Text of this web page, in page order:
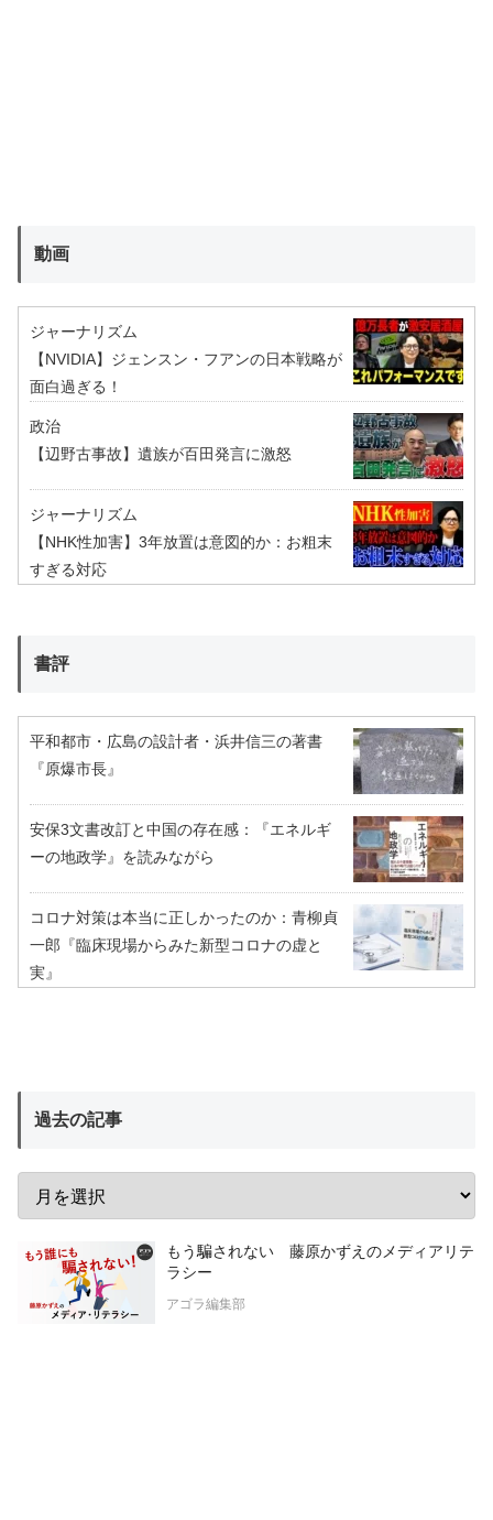
動画
ジャーナリズム
【NVIDIA】ジェンスン・フアンの日本戦略が
面白過ぎる！
政治
【辺野古事故】遺族が百田発言に激怒
ジャーナリズム
【NHK性加害】3年放置は意図的か：お粗末
すぎる対応
書評
平和都市・広島の設計者・浜井信三の著書
『原爆市長』
安保3文書改訂と中国の存在感：『エネルギ
ーの地政学』を読みながら
コロナ対策は本当に正しかったのか：青柳貞
一郎『臨床現場からみた新型コロナの虚と
実』
過去の記事
もう騙されない 藤原かずえのメディアリテ
ラシー
アゴラ編集部